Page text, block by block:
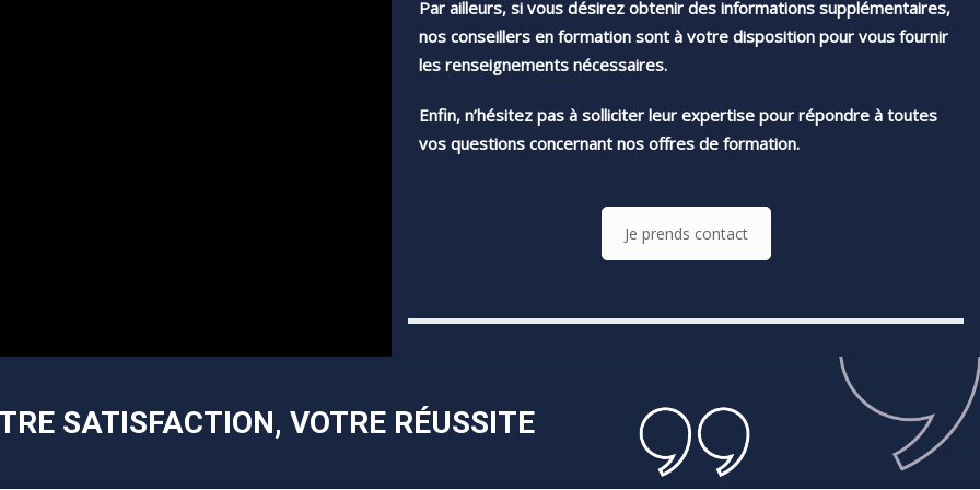
Par ailleurs, si vous désirez obtenir des informations supplémentaires,
nos conseillers en formation sont à votre disposition pour vous fournir
les renseignements nécessaires.
Enfin, n’hésitez pas à solliciter leur expertise pour répondre à toutes
vos questions concernant nos offres de formation.
Je prends contact
SATISFACTION, VOTRE RÉUSSITE